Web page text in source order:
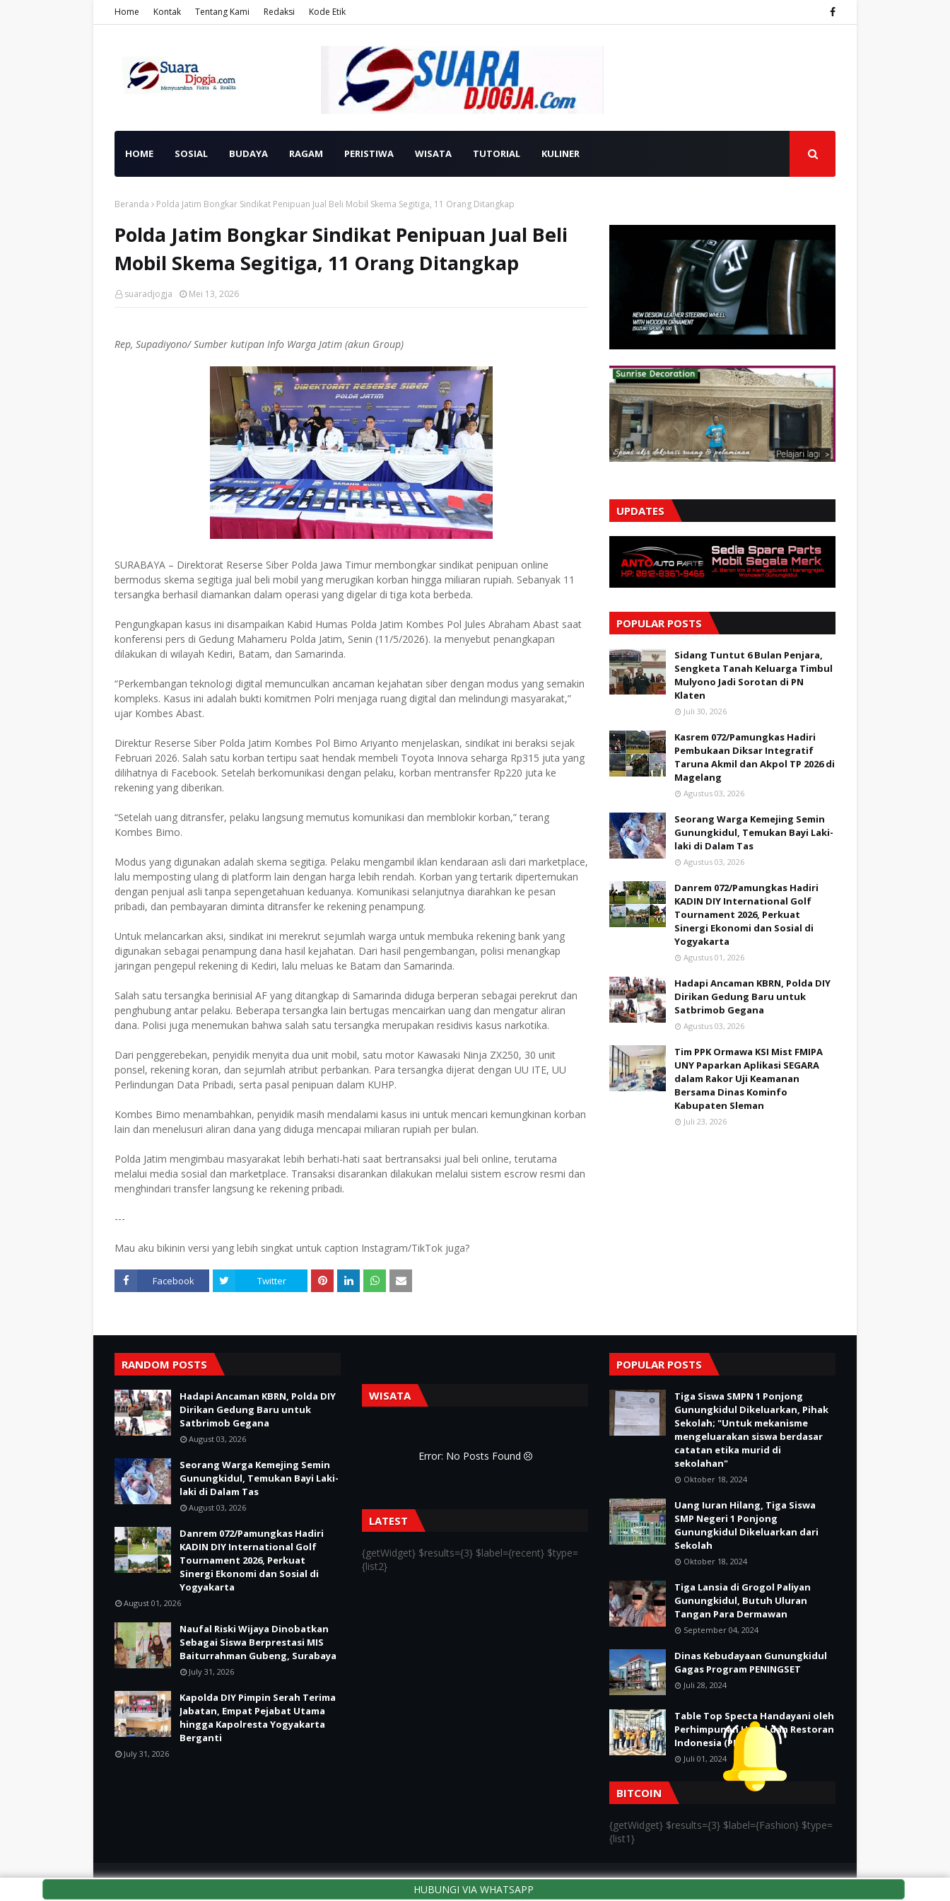
Home Kontak Tentang Kami Redaksi Kode Etik
HOME SOSIAL BUDAYA RAGAM PERISTIWA WISATA TUTORIAL KULINER
Beranda Polda Jatim Bongkar Sindikat Penipuan Jual Beli Mobil Skema Segitiga, 11 Orang Ditangkap
Polda Jatim Bongkar Sindikat Penipuan Jual Beli
Mobil Skema Segitiga, 11 Orang Ditangkap
suaradjogja Mei 13, 2026
Rep, Supadiyono/ Sumber kutipan Info Warga Jatim (akun Group)
SURABAYA – Direktorat Reserse Siber Polda Jawa Timur membongkar sindikat penipuan online
bermodus skema segitiga jual beli mobil yang merugikan korban hingga miliaran rupiah. Sebanyak 11
tersangka berhasil diamankan dalam operasi yang digelar di tiga kota berbeda.
Pengungkapan kasus ini disampaikan Kabid Humas Polda Jatim Kombes Pol Jules Abraham Abast saat
konferensi pers di Gedung Mahameru Polda Jatim, Senin (11/5/2026). Ia menyebut penangkapan
dilakukan di wilayah Kediri, Batam, dan Samarinda.
“Perkembangan teknologi digital memunculkan ancaman kejahatan siber dengan modus yang semakin
kompleks. Kasus ini adalah bukti komitmen Polri menjaga ruang digital dan melindungi masyarakat,”
ujar Kombes Abast.
Direktur Reserse Siber Polda Jatim Kombes Pol Bimo Ariyanto menjelaskan, sindikat ini beraksi sejak
Februari 2026. Salah satu korban tertipu saat hendak membeli Toyota Innova seharga Rp315 juta yang
dilihatnya di Facebook. Setelah berkomunikasi dengan pelaku, korban mentransfer Rp220 juta ke
rekening yang diberikan.
“Setelah uang ditransfer, pelaku langsung memutus komunikasi dan memblokir korban,” terang
Kombes Bimo.
Modus yang digunakan adalah skema segitiga. Pelaku mengambil iklan kendaraan asli dari marketplace,
lalu memposting ulang di platform lain dengan harga lebih rendah. Korban yang tertarik dipertemukan
dengan penjual asli tanpa sepengetahuan keduanya. Komunikasi selanjutnya diarahkan ke pesan
pribadi, dan pembayaran diminta ditransfer ke rekening penampung.
Untuk melancarkan aksi, sindikat ini merekrut sejumlah warga untuk membuka rekening bank yang
digunakan sebagai penampung dana hasil kejahatan. Dari hasil pengembangan, polisi menangkap
jaringan pengepul rekening di Kediri, lalu meluas ke Batam dan Samarinda.
Salah satu tersangka berinisial AF yang ditangkap di Samarinda diduga berperan sebagai perekrut dan
penghubung antar pelaku. Beberapa tersangka lain bertugas mencairkan uang dan mengatur aliran
dana. Polisi juga menemukan bahwa salah satu tersangka merupakan residivis kasus narkotika.
Dari penggerebekan, penyidik menyita dua unit mobil, satu motor Kawasaki Ninja ZX250, 30 unit
ponsel, rekening koran, dan sejumlah atribut perbankan. Para tersangka dijerat dengan UU ITE, UU
Perlindungan Data Pribadi, serta pasal penipuan dalam KUHP.
Kombes Bimo menambahkan, penyidik masih mendalami kasus ini untuk mencari kemungkinan korban
lain dan menelusuri aliran dana yang diduga mencapai miliaran rupiah per bulan.
Polda Jatim mengimbau masyarakat lebih berhati-hati saat bertransaksi jual beli online, terutama
melalui media sosial dan marketplace. Transaksi disarankan dilakukan melalui sistem escrow resmi dan
menghindari transfer langsung ke rekening pribadi.
---
Mau aku bikinin versi yang lebih singkat untuk caption Instagram/TikTok juga?
Facebook Twitter
UPDATES
POPULAR POSTS
Sidang Tuntut 6 Bulan Penjara,
Sengketa Tanah Keluarga Timbul
Mulyono Jadi Sorotan di PN
Klaten
Juli 30, 2026
Kasrem 072/Pamungkas Hadiri
Pembukaan Diksar Integratif
Taruna Akmil dan Akpol TP 2026 di
Magelang
Agustus 03, 2026
Seorang Warga Kemejing Semin
Gunungkidul, Temukan Bayi Laki-
laki di Dalam Tas
Agustus 03, 2026
Danrem 072/Pamungkas Hadiri
KADIN DIY International Golf
Tournament 2026, Perkuat
Sinergi Ekonomi dan Sosial di
Yogyakarta
Agustus 01, 2026
Hadapi Ancaman KBRN, Polda DIY
Dirikan Gedung Baru untuk
Satbrimob Gegana
Agustus 03, 2026
Tim PPK Ormawa KSI Mist FMIPA
UNY Paparkan Aplikasi SEGARA
dalam Rakor Uji Keamanan
Bersama Dinas Kominfo
Kabupaten Sleman
Juli 23, 2026
RANDOM POSTS
Hadapi Ancaman KBRN, Polda DIY
Dirikan Gedung Baru untuk
Satbrimob Gegana
August 03, 2026
Seorang Warga Kemejing Semin
Gunungkidul, Temukan Bayi Laki-
laki di Dalam Tas
August 03, 2026
Danrem 072/Pamungkas Hadiri
KADIN DIY International Golf
Tournament 2026, Perkuat
Sinergi Ekonomi dan Sosial di
Yogyakarta
August 01, 2026
Naufal Riski Wijaya Dinobatkan
Sebagai Siswa Berprestasi MIS
Baiturrahman Gubeng, Surabaya
July 31, 2026
Kapolda DIY Pimpin Serah Terima
Jabatan, Empat Pejabat Utama
hingga Kapolresta Yogyakarta
Berganti
July 31, 2026
HUBUNGI VIA WHATSAPP
WISATA
Error: No Posts Found
LATEST
{getWidget} $results={3} $label={recent} $type=
{list2}
POPULAR POSTS
Tiga Siswa SMPN 1 Ponjong
Gunungkidul Dikeluarkan, Pihak
Sekolah; "Untuk mekanisme
mengeluarakan siswa berdasar
catatan etika murid di
sekolahan"
Oktober 18, 2024
Uang Iuran Hilang, Tiga Siswa
SMP Negeri 1 Ponjong
Gunungkidul Dikeluarkan dari
Sekolah
Oktober 18, 2024
Tiga Lansia di Grogol Paliyan
Gunungkidul, Butuh Uluran
Tangan Para Dermawan
September 04, 2024
Dinas Kebudayaan Gunungkidul
Gagas Program PENINGSET
Juli 28, 2024
Table Top Specta Handayani oleh
Perhimpunan Hotel dan Restoran
Indonesia (PHRI)
Juli 01, 2024
BITCOIN
{getWidget} $results={3} $label={Fashion} $type=
{list1}
Home Kontak Tentang kami Redaksi Kode Etik
Crafted with byTemplatesYard